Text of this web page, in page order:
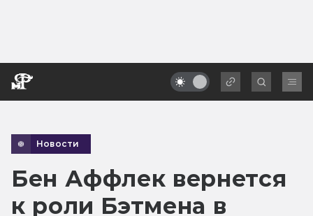
Новости
Бен Аффлек вернется
к роли Бэтмена в